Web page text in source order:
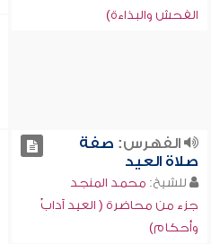
الفحش والبذاءة)
الفهرس: صفة
صلاة العيد
للشيخ: محمد المنجد
جزء من محاضرة ( العيد آدابٌ
وأحكام)